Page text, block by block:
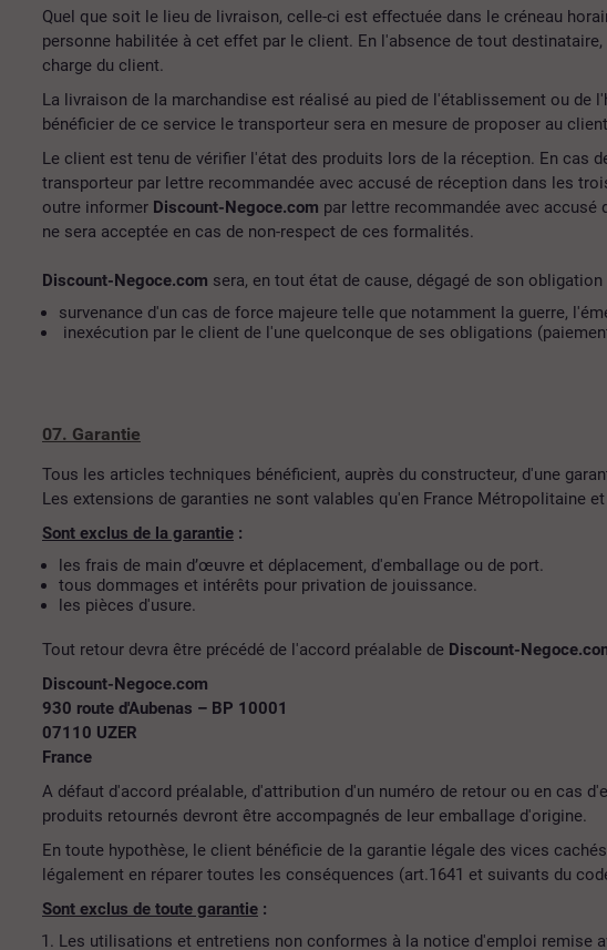
Quel que soit le lieu de livraison, celle-ci est effectuée dans le créneau
personne habilitée à cet effet par le client. En l'absence de tout
charge du client.
La livraison de la marchandise est réalisé au pied de l'établissement ou de
bénéficier de ce service le transporteur sera en mesure de proposer au
Le client est tenu de vérifier l'état des produits lors de la réception. En cas
transporteur par lettre recommandée avec accusé de réception dans les
outre informer Discount-Negoce.com par lettre recommandée avec
ne sera acceptée en cas de non-respect de ces formalités.
Discount-Negoce.com sera, en tout état de cause, dégagé de son
survenance d'un cas de force majeure telle que notamment la guerre,
inexécution par le client de l'une quelconque de ses obligations
07. Garantie
Tous les articles techniques bénéficient, auprès du constructeur, d'une
Les extensions de garanties ne sont valables qu'en France Métropolitaine
Sont exclus de la garantie :
les frais de main d’œuvre et déplacement, d'emballage ou de port.
tous dommages et intérêts pour privation de jouissance.
les pièces d'usure.
Tout retour devra être précédé de l'accord préalable de Discount-
Discount-Negoce.com
930 route d'Aubenas – BP 10001
07110 UZER
France
A défaut d'accord préalable, d'attribution d'un numéro de retour ou en cas
produits retournés devront être accompagnés de leur emballage d'origine.
En toute hypothèse, le client bénéficie de la garantie légale des vices
légalement en réparer toutes les conséquences (art.1641 et suivants du
Sont exclus de toute garantie :
Les utilisations et entretiens non conformes à la notice d'emploi remise